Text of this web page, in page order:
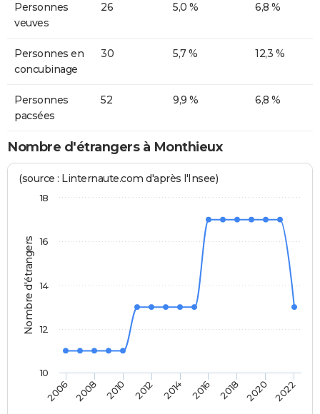
Personnes
veuves
26 5,0 % 6,8 %
Personnes en
concubinage
30 5,7 % 12,3 %
Personnes
pacsées
52 9,9 % 6,8 %
Nombre d'étrangers à Monthieux
Nombre d'étrangers
(source : Linternaute.com d'après l'Insee)
2006 2008 2010 2012 2014 2016 2018 2020 2022
10
12
14
16
18